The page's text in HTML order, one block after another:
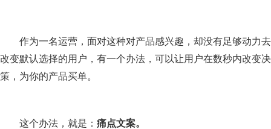
作为一名运营，面对这种对产品感兴趣，却没有足够动力去
改变默认选择的用户，有一个办法，可以让用户在数秒内改变决
策，为你的产品买单。
这个办法，就是： 痛点文案。